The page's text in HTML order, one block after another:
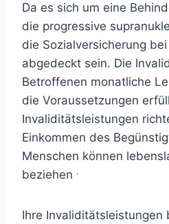
Da es sich um eine
die progressive
die Sozialversicherung
abgedeckt sein. Die
Betroffenen monatliche
die Voraussetzungen
Invaliditätsleistungen
Einkommen des
Menschen können
beziehen .
Ihre Invaliditätsleistungen